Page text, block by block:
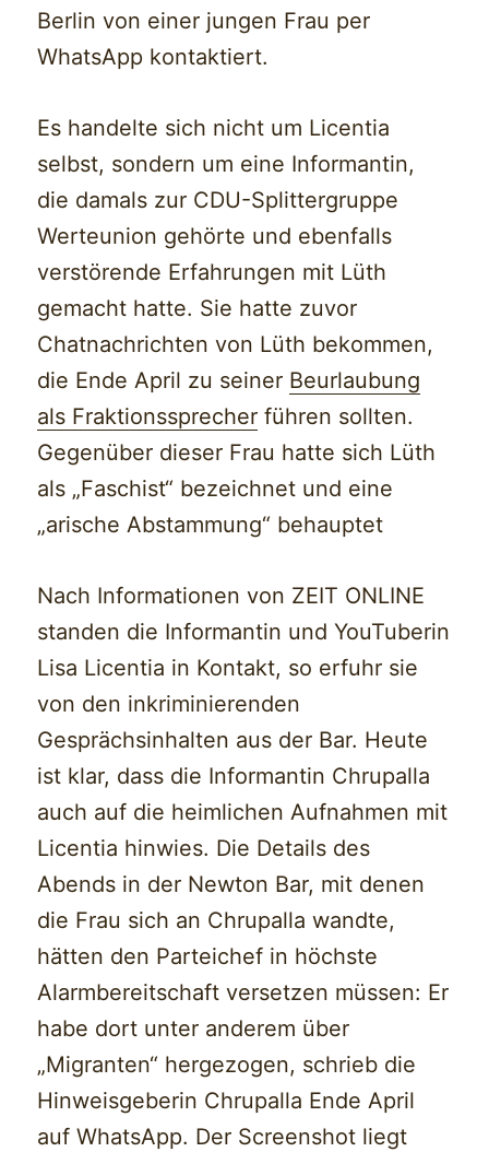
Berlin von einer jungen Frau per
WhatsApp kontaktiert.
Es handelte sich nicht um Licentia
selbst, sondern um eine Informantin,
die damals zur CDU-Splittergruppe
Werteunion gehörte und ebenfalls
verstörende Erfahrungen mit Lüth
gemacht hatte. Sie hatte zuvor
Chatnachrichten von Lüth bekommen,
die Ende April zu seiner Beurlaubung
als Fraktionssprecher führen sollten.
Gegenüber dieser Frau hatte sich Lüth
als „Faschist“ bezeichnet und eine
„arische Abstammung“ behauptet
Nach Informationen von ZEIT ONLINE
standen die Informantin und YouTuberin
Lisa Licentia in Kontakt, so erfuhr sie
von den inkriminierenden
Gesprächsinhalten aus der Bar. Heute
ist klar, dass die Informantin Chrupalla
auch auf die heimlichen Aufnahmen mit
Licentia hinwies. Die Details des
Abends in der Newton Bar, mit denen
die Frau sich an Chrupalla wandte,
hätten den Parteichef in höchste
Alarmbereitschaft versetzen müssen: Er
habe dort unter anderem über
„Migranten“ hergezogen, schrieb die
Hinweisgeberin Chrupalla Ende April
auf WhatsApp. Der Screenshot liegt